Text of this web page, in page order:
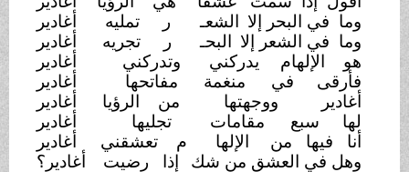
وما في البحر إلا
الشعـ
وما في الشعر إلا
البحـ
هو الإلهام
يدركني
فأرقى في
منغمة
أغادير
ووجهتها
لها سبع
مقامات
أنا فيها من
الإلها
وهل في العشق من شك
ر تمليه
أغادير
ر تجريه
أغادير
وتدركني
أغادير
مفاتحها
أغادير
من الرؤيا
أغادير
تجليها
أغادير
م تعشقني
أغادير
إذا رضيت
أغادير؟